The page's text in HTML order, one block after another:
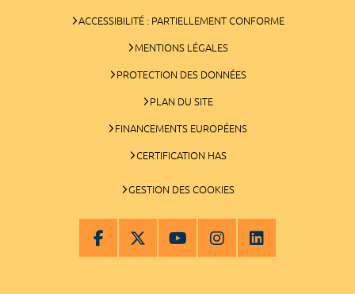
ACCESSIBILITÉ : PARTIELLEMENT CONFORME
MENTIONS LÉGALES
PROTECTION DES DONNÉES
PLAN DU SITE
FINANCEMENTS EUROPÉENS
CERTIFICATION HAS
GESTION DES COOKIES